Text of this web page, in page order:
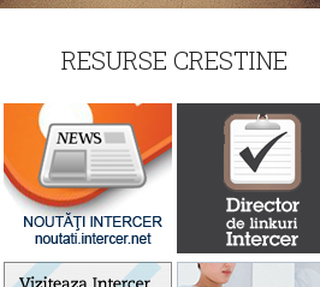
RESURSE CRESTINE